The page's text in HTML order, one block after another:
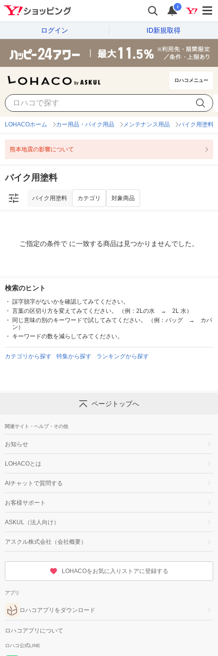
i
ログイン ID新規取得
ロハコメニュー
バイク用塗料
LOHACOホーム カー用品・バイク用品 メンテナンス用品 バイク用塗料
熊本地震の影響について
バイク用塗料
バイク用塗料 カテゴリ 対象商品
ご指定の条件で に一致する商品は見つかりませんでした。
検索のヒント
誤字脱字がないかを確認してみてください。
言葉の区切り方を変えてみてください。 （例：2Lの水 → 2L 水）
同じ意味の別のキーワードで試してみてください。 （例：バッグ → カバ
ン）
キーワードの数を減らしてみてください。
カテゴリから探す 特集から探す ランキングから探す
ページトップへ
関連サイト・ヘルプ・その他
お知らせ
LOHACOとは
AIチャットで質問する
お客様サポート
ASKUL（法人向け）
アスクル株式会社（会社概要）
LOHACOをお気に入りストアに登録する
アプリ
ロハコアプリをダウンロード
ロハコアプリについて
ロハコ公式LINE